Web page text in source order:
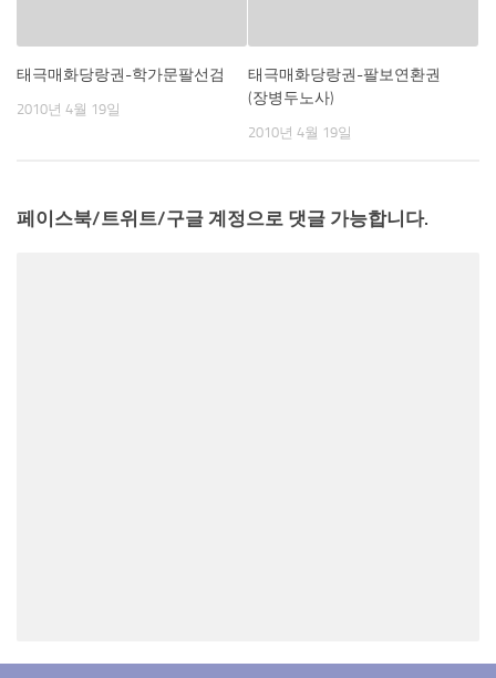
태극매화당랑권-학가문팔선검
2010년 4월 19일
태극매화당랑권-팔보연환권
(장병두노사)
2010년 4월 19일
페이스북/트위트/구글 계정으로 댓글 가능합니다.